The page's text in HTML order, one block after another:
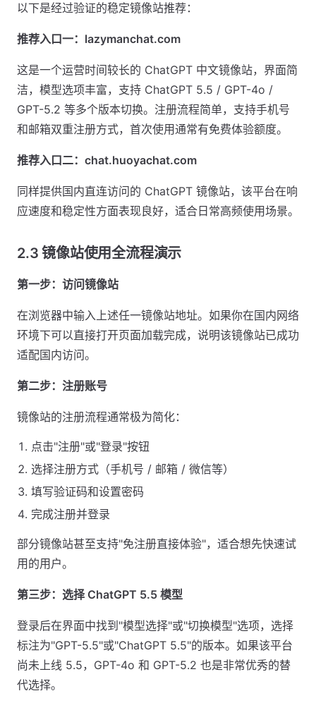
以下是经过验证的稳定镜像站推荐：
推荐入口一：lazymanchat.com
这是一个运营时间较长的 ChatGPT 中文镜像站，界面简
洁，模型选项丰富，支持 ChatGPT 5.5 / GPT-4o /
GPT-5.2 等多个版本切换。注册流程简单，支持手机号
和邮箱双重注册方式，首次使用通常有免费体验额度。
推荐入口二：chat.huoyachat.com
同样提供国内直连访问的 ChatGPT 镜像站，该平台在响
应速度和稳定性方面表现良好，适合日常高频使用场景。
2.3 镜像站使用全流程演示
第一步：访问镜像站
在浏览器中输入上述任一镜像站地址。如果你在国内网络
环境下可以直接打开页面加载完成，说明该镜像站已成功
适配国内访问。
第二步：注册账号
镜像站的注册流程通常极为简化：
点击"注册"或"登录"按钮
选择注册方式（手机号 / 邮箱 / 微信等）
填写验证码和设置密码
完成注册并登录
部分镜像站甚至支持"免注册直接体验"，适合想先快速试
用的用户。
第三步：选择 ChatGPT 5.5 模型
登录后在界面中找到"模型选择"或"切换模型"选项，选择
标注为"GPT-5.5"或"ChatGPT 5.5"的版本。如果该平台
尚未上线 5.5，GPT-4o 和 GPT-5.2 也是非常优秀的替
代选择。